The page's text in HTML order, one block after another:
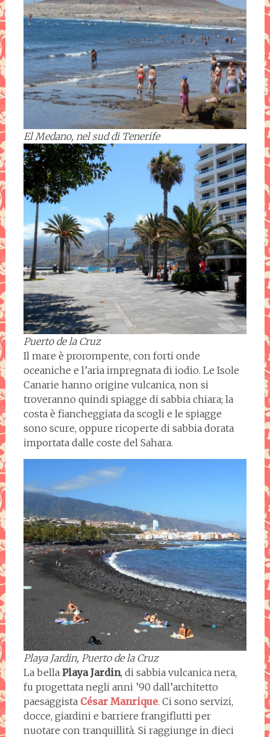
El Medano, nel sud di Tenerife
Puerto de la Cruz
Il mare è prorompente, con forti onde
oceaniche e l’aria impregnata di iodio. Le Isole
Canarie hanno origine vulcanica, non si
troveranno quindi spiagge di sabbia chiara; la
costa è fiancheggiata da scogli e le spiagge
sono scure, oppure ricoperte di sabbia dorata
importata dalle coste del Sahara.
Playa Jardin, Puerto de la Cruz
La bella Playa Jardin, di sabbia vulcanica nera,
fu progettata negli anni ’90 dall’architetto
paesaggista César Manrique. Ci sono servizi,
docce, giardini e barriere frangiflutti per
nuotare con tranquillità. Si raggiunge in dieci